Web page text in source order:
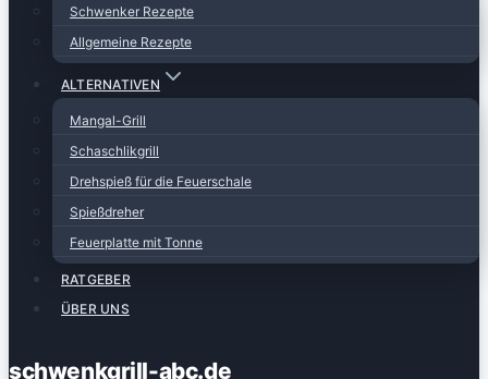
Schwenker Rezepte
Allgemeine Rezepte
ALTERNATIVEN
Mangal-Grill
Schaschlikgrill
Drehspieß für die Feuerschale
Spießdreher
Feuerplatte mit Tonne
RATGEBER
ÜBER UNS
schwenkgrill-abc.de